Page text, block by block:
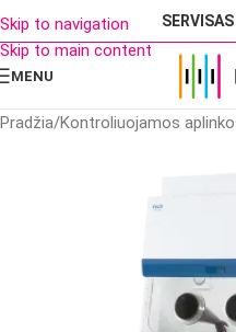
Skip to navigation
Skip to main content
SERVISAS
MENU
Pradžia/Kontroliuojamos